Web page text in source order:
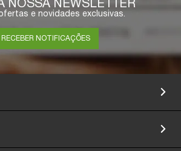
NOSSA NEWSLETTER
e novidades exclusivas.
RECEBER NOTIFICAÇÕES